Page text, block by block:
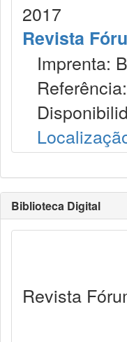
2017
Revista
Imprenta:
Biblioteca Digital
Revista